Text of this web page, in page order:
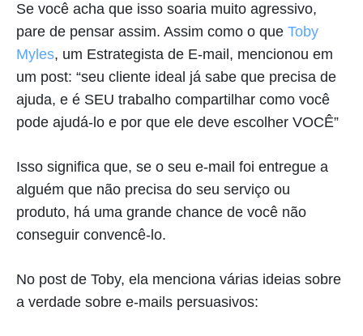
Se você acha que isso soaria muito agressivo,
pare de pensar assim. Assim como o que Toby
Myles, um Estrategista de E-mail, mencionou em
um post: “seu cliente ideal já sabe que precisa de
ajuda, e é SEU trabalho compartilhar como você
pode ajudá-lo e por que ele deve escolher VOCÊ”
Isso significa que, se o seu e-mail foi entregue a
alguém que não precisa do seu serviço ou
produto, há uma grande chance de você não
conseguir convencê-lo.
No post de Toby, ela menciona várias ideias sobre
a verdade sobre e-mails persuasivos: